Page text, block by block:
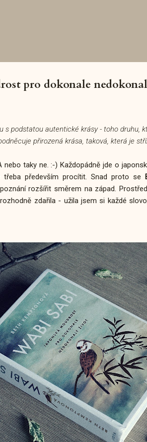
pro dokonale
s podstatou autentické krásy - toho druhu,
přirozená krása, taková, která je
taky ne. :-) Každopádně jde o
především procítit. Snad proto se
rozšířit směrem na západ.
zdařila - užila jsem si každé